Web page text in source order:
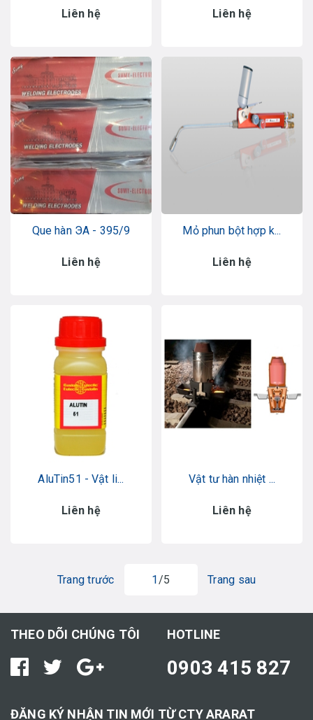
Liên hệ Liên hệ
Que hàn ЭА - 395/9
Liên hệ
Mỏ phun bột hợp k...
Liên hệ
AluTin51 - Vật li...
Liên hệ
Vật tư hàn nhiệt ...
Liên hệ
Trang trước 1 /5 Trang sau
THEO DÕI CHÚNG TÔI HOTLINE
0903 415 827
ĐĂNG KÝ NHẬN TIN MỚI TỪ CTY ARARAT